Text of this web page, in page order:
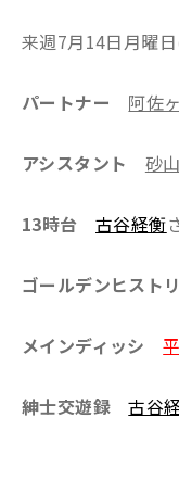
来週7月14日月曜
パートナー 阿佐
アシスタント 砂
13時台 古谷経衡
ゴールデンヒスト
メインディッシ
紳士交遊録 古谷